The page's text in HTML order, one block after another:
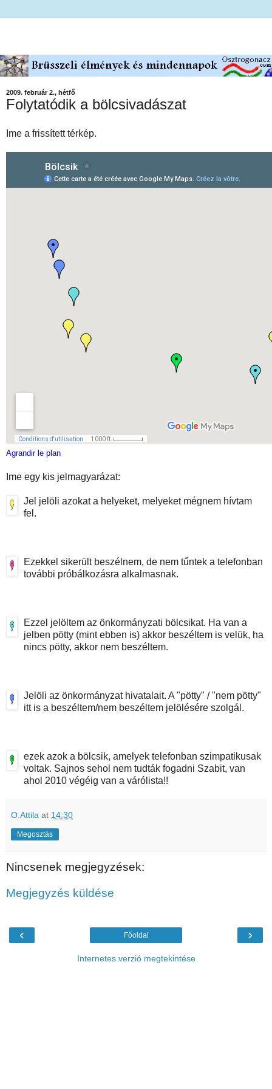
2009. február 2., hétfő
Folytatódik a bölcsivadászat
Ime a frissített térkép.
Agrandir le plan
Ime egy kis jelmagyarázat:
Jel jelöli azokat a helyeket, melyeket mégnem hívtam
fel.
Ezekkel sikerült beszélnem, de nem tűntek a telefonban
további próbálkozásra alkalmasnak.
Ezzel jelöltem az önkormányzati bölcsikat. Ha van a
jelben pötty (mint ebben is) akkor beszéltem is velük, ha
nincs pötty, akkor nem beszéltem.
Jelöli az önkormányzat hivatalait. A "pötty" / "nem pötty"
itt is a beszéltem/nem beszéltem jelölésére szolgál.
ezek azok a bölcsik, amelyek telefonban szimpatikusak
voltak. Sajnos sehol nem tudták fogadni Szabit, van
ahol 2010 végéig van a várólista!!
O.Attila at 14:30
Megosztás
Nincsenek megjegyzések:
Megjegyzés küldése
‹ ›
Főoldal
Internetes verzió megtekintése